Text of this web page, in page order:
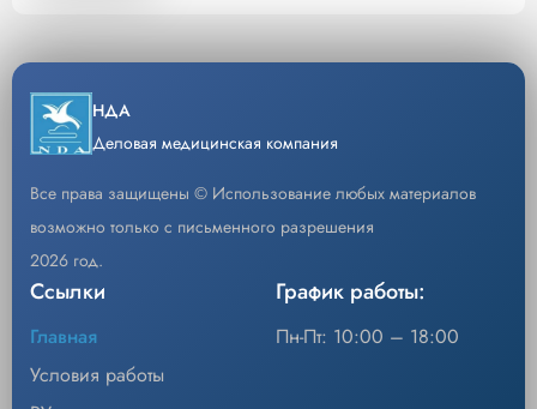
НДА
Деловая медицинская компания
Все права защищены © Использование любых материалов
возможно только с письменного разрешения
2026 год.
Ссылки
Главная
Условия работы
График работы:
Пн-Пт: 10:00 – 18:00